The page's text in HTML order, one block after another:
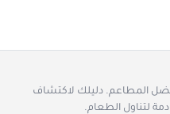
المطاعم. دليلك لاكتشاف
لتناول الطعام.